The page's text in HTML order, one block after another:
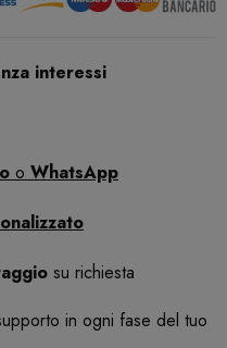
interessi
o WhatsApp
su richiesta
in ogni fase del tuo